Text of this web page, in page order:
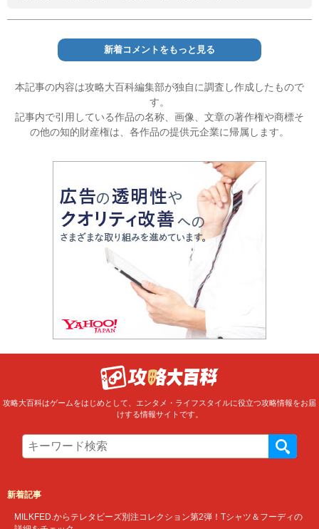
新着コメントをもっと見る
本記事の内容は攻略大百科編集部が独自に調査し作成したもので
す。
記事内で引用している作品の名称、画像、文章の著作権や商標そ
の他の知的財産権は、各作品の提供元企業に帰属します。
攻略大百科はゲームをはじめとして、エンタメ・ライフスタイルに役立つ攻略情報をお届
けする情報サイトです。
新着記事
MILKFED.からテレタビーズ別注コレクション第2弾！Tシャツ＆フーディの